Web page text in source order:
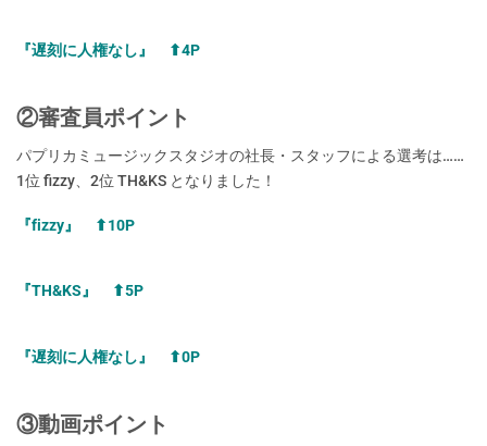
『遅刻に人権なし』 ⬆︎4P
②審査員ポイント
パプリカミュージックスタジオの社長・スタッフによる選考は……
1位 fizzy、2位 TH&KS となりました！
『fizzy』 ⬆︎10P
『TH&KS』 ⬆︎5P
『遅刻に人権なし』 ⬆︎0P
③動画ポイント